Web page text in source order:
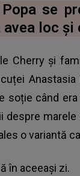
se
loc
Cherry și
soție când
despre
o variantă
în aceeași zi.